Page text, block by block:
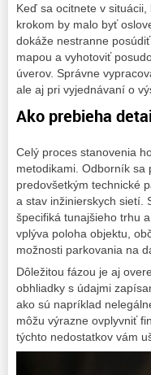
Keď sa ocitnete v
krokom by malo byť
dokáže nestranne
mapou a vyhotoviť
úverov. Správne
ale aj pri vyjednávaní o
Ako prebieha
Celý proces stanovenia
metodikami. Odborník sa
predovšetkým technické
a stav inžinierskych sietí.
špecifiká tunajšieho trhu
vplýva poloha objektu,
možnosti parkovania na
Dôležitou fázou je aj
obhliadky s údajmi
ako sú napríklad
môžu výrazne ovplyvniť
týchto nedostatkov vám